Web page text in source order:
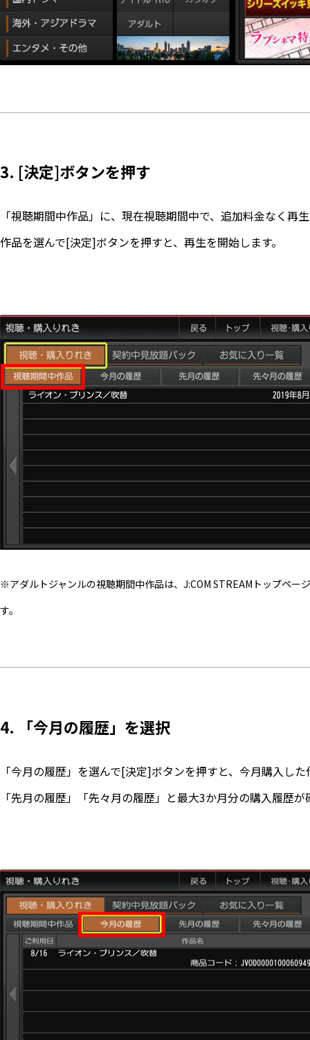
3. [決定]ボタンを押す
「視聴期間中作品」に、現在視聴期間中で、追加料金なく再
作品を選んで[決定]ボタンを押すと、再生を開始します。
※アダルトジャンルの視聴期間中作品は、J:COM STREAMトップペ
す。
4. 「今月の履歴」を選択
「今月の履歴」を選んで[決定]ボタンを押すと、今月購入し
「先月の履歴」「先々月の履歴」と最大3か月分の購入履歴が